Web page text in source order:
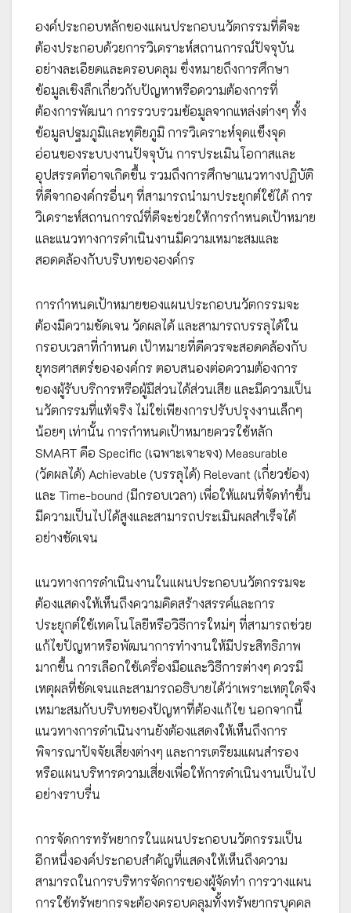
องค์ประกอบหลักของแผนประกอบนวัตกรรมที่ดีจะ
ต้องประกอบด้วยการวิเคราะห์สถานการณ์ปัจจุบัน
อย่างละเอียดและครอบคลุม ซึ่งหมายถึงการศึกษา
ข้อมูลเชิงลึกเกี่ยวกับปัญหาหรือความต้องการที่
ต้องการพัฒนา การรวบรวมข้อมูลจากแหล่งต่างๆ ทั้ง
ข้อมูลปฐมภูมิและทุติยภูมิ การวิเคราะห์จุดแข็งจุด
อ่อนของระบบงานปัจจุบัน การประเมินโอกาสและ
อุปสรรคที่อาจเกิดขึ้น รวมถึงการศึกษาแนวทางปฏิบัติ
ที่ดีจากองค์กรอื่นๆ ที่สามารถนำมาประยุกต์ใช้ได้ การ
วิเคราะห์สถานการณ์ที่ดีจะช่วยให้การกำหนดเป้าหมาย
และแนวทางการดำเนินงานมีความเหมาะสมและ
สอดคล้องกับบริบทขององค์กร
การกำหนดเป้าหมายของแผนประกอบนวัตกรรมจะ
ต้องมีความชัดเจน วัดผลได้ และสามารถบรรลุได้ใน
กรอบเวลาที่กำหนด เป้าหมายที่ดีควรจะสอดคล้องกับ
ยุทธศาสตร์ขององค์กร ตอบสนองต่อความต้องการ
ของผู้รับบริการหรือผู้มีส่วนได้ส่วนเสีย และมีความเป็น
นวัตกรรมที่แท้จริง ไม่ใช่เพียงการปรับปรุงงานเล็กๆ
น้อยๆ เท่านั้น การกำหนดเป้าหมายควรใช้หลัก
SMART คือ Specific (เฉพาะเจาะจง) Measurable
(วัดผลได้) Achievable (บรรลุได้) Relevant (เกี่ยวข้อง)
และ Time-bound (มีกรอบเวลา) เพื่อให้แผนที่จัดทำขึ้น
มีความเป็นไปได้สูงและสามารถประเมินผลสำเร็จได้
อย่างชัดเจน
แนวทางการดำเนินงานในแผนประกอบนวัตกรรมจะ
ต้องแสดงให้เห็นถึงความคิดสร้างสรรค์และการ
ประยุกต์ใช้เทคโนโลยีหรือวิธีการใหม่ๆ ที่สามารถช่วย
แก้ไขปัญหาหรือพัฒนาการทำงานให้มีประสิทธิภาพ
มากขึ้น การเลือกใช้เครื่องมือและวิธีการต่างๆ ควรมี
เหตุผลที่ชัดเจนและสามารถอธิบายได้ว่าเพราะเหตุใดจึง
เหมาะสมกับบริบทของปัญหาที่ต้องแก้ไข นอกจากนี้
แนวทางการดำเนินงานยังต้องแสดงให้เห็นถึงการ
พิจารณาปัจจัยเสี่ยงต่างๆ และการเตรียมแผนสำรอง
หรือแผนบริหารความเสี่ยงเพื่อให้การดำเนินงานเป็นไป
อย่างราบรื่น
การจัดการทรัพยากรในแผนประกอบนวัตกรรมเป็น
อีกหนึ่งองค์ประกอบสำคัญที่แสดงให้เห็นถึงความ
สามารถในการบริหารจัดการของผู้จัดทำ การวางแผน
การใช้ทรัพยากรจะต้องครอบคลุมทั้งทรัพยากรบุคคล